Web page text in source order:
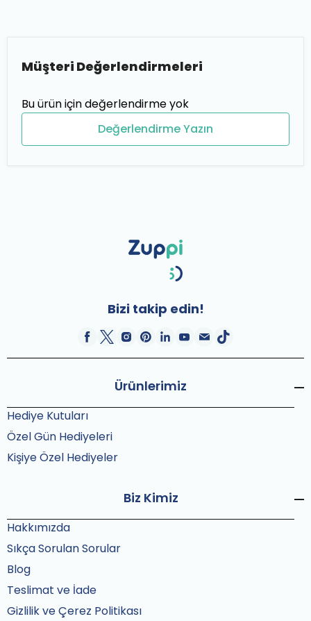
Müşteri Değerlendirmeleri
Bu ürün için değerlendirme yok
Değerlendirme Yazın
Bizi takip edin!
Ürünlerimiz
Hediye Kutuları
Özel Gün Hediyeleri
Kişiye Özel Hediyeler
Biz Kimiz
Hakkımızda
Sıkça Sorulan Sorular
Blog
Teslimat ve İade
Gizlilik ve Çerez Politikası